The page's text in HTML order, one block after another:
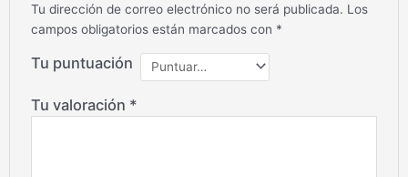
Tu dirección de correo electrónico no será publicada. Los
campos obligatorios están marcados con *
Tu puntuación
Tu valoración *